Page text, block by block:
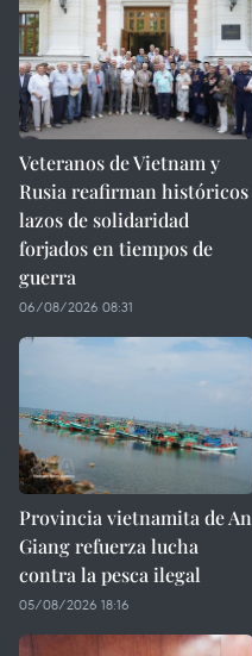
Veteranos de Vietnam y
Rusia reafirman históricos
lazos de solidaridad
forjados en tiempos de
guerra
06/08/2026 08:31
Provincia vietnamita de An
Giang refuerza lucha
contra la pesca ilegal
05/08/2026 18:16